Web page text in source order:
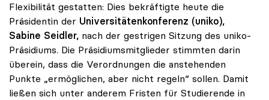
Flexibilität gestatten: Dies bekräftigte heute die
Präsidentin der Universitätenkonferenz (uniko),
Sabine Seidler, nach der gestrigen Sitzung des uniko-
Präsidiums. Die Präsidiumsmitglieder stimmten darin
überein, dass die Verordnungen die anstehenden
Punkte „ermöglichen, aber nicht regeln“ sollen. Damit
ließen sich unter anderem Fristen für Studierende in